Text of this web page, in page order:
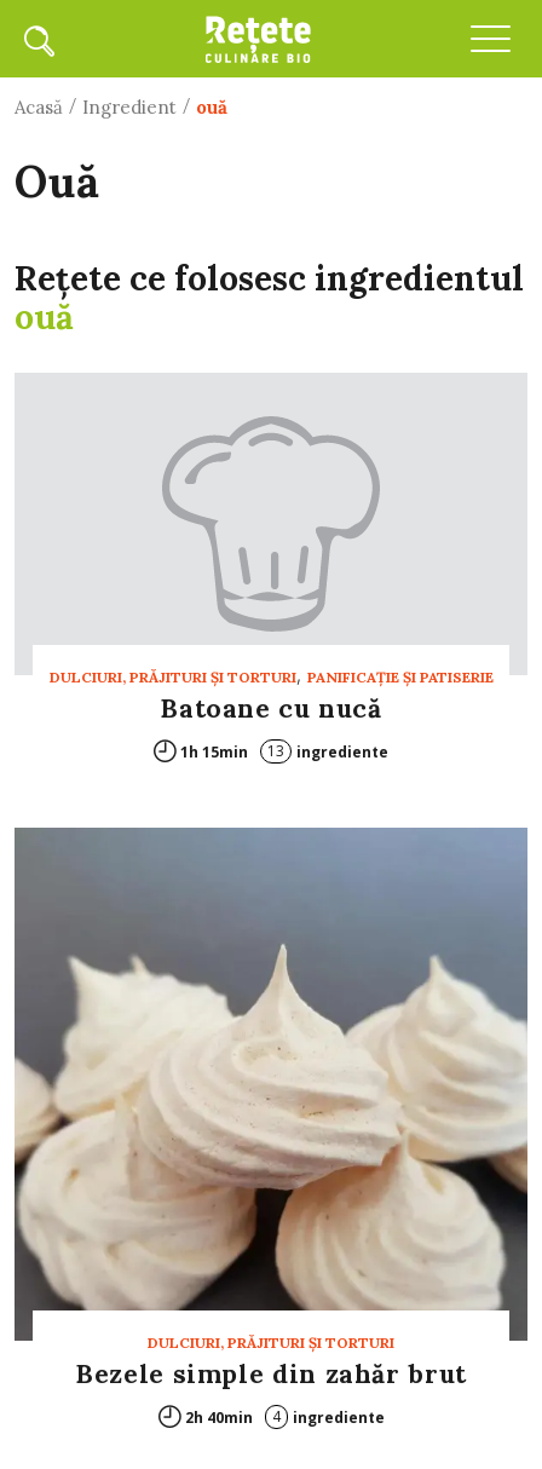
Acasă / Ingredient / ouă
ouă
Rețete ce folosesc ingredientul
ouă
DULCIURI, PRĂJITURI ȘI TORTURI, PANIFICAŢIE ŞI PATISERIE
Batoane cu nucă
1h 15min 13 ingrediente
DULCIURI, PRĂJITURI ȘI TORTURI
Bezele simple din zahăr brut
2h 40min 4 ingrediente